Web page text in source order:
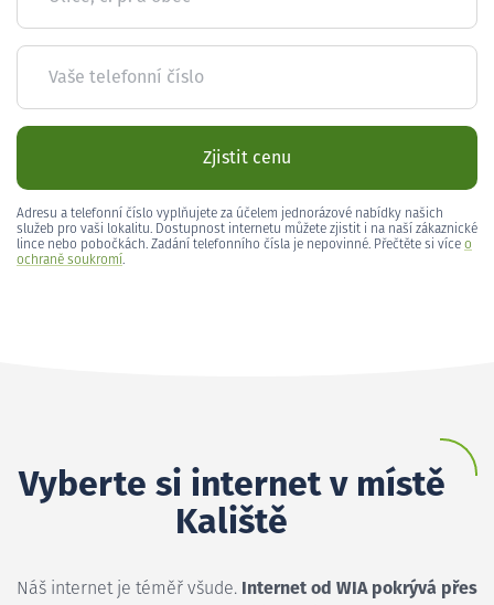
Vaše telefonní číslo
Zjistit cenu
Adresu a telefonní číslo vyplňujete za účelem jednorázové nabídky našich
služeb pro vaši lokalitu. Dostupnost internetu můžete zjistit i na naší zákaznické
lince nebo pobočkách. Zadání telefonního čísla je nepovinné. Přečtěte si více o
ochraně soukromí.
Vyberte si internet v místě
Kaliště
Náš internet je téměř všude. Internet od WIA pokrývá přes